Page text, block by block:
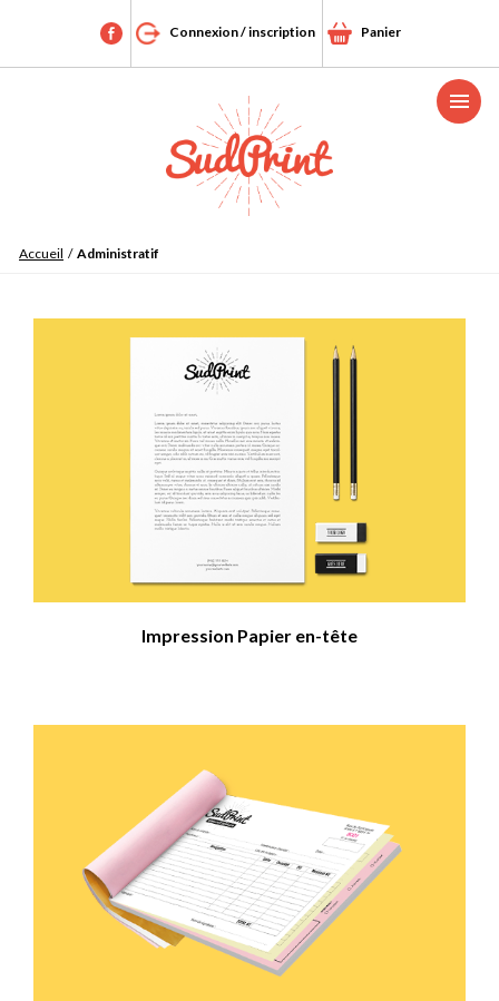
Connexion / inscription Panier
Menu
Accueil / Administratif
Impression Papier en-tête